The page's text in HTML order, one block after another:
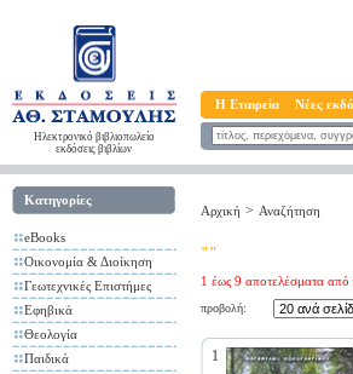
Ηλεκτρονικό βιβλιοπωλείο
εκδόσεις βιβλίων
Η Εταιρεία Νέες
Κατηγορίες
eBooks
Οικονομία & Διοίκηση
Γεωτεχνικές Επιστήμες
Εφηβικά
Θεολογία
Παιδικά
Αρχική > Αναζήτηση
""
1 έως 9 αποτελέσματα από
προβολή:
1